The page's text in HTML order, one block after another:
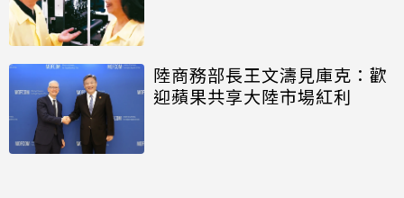
陸商務部長王文濤見庫克：歡
迎蘋果共享大陸市場紅利